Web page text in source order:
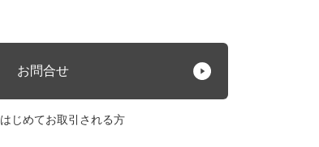
お問合せ
はじめてお取引される方